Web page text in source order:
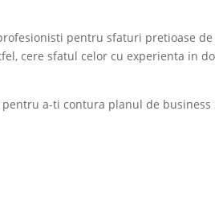
pentru sfaturi pretioase
cere sfatul celor cu experienta in
a-ti contura planul de